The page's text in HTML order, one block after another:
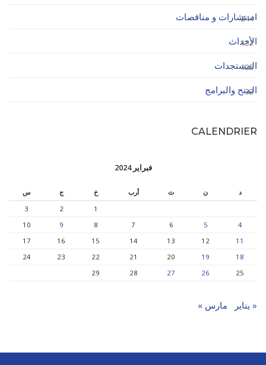
استشارات و مناقصات
244
الأحداث
132
المستجدات
125
المنح والبرامج
32
CALENDRIER
فبراير 2024
د ن ث أرب خ ج
س
1
2
3
4
5
6
7
8
9
10
11
12
13
14
15
16
17
18
19
20
21
22
23
24
25
26
27
28
29
« يناير مارس »